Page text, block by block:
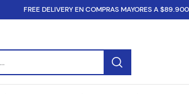
FREE DELIVERY EN COMPRAS MAYORES A